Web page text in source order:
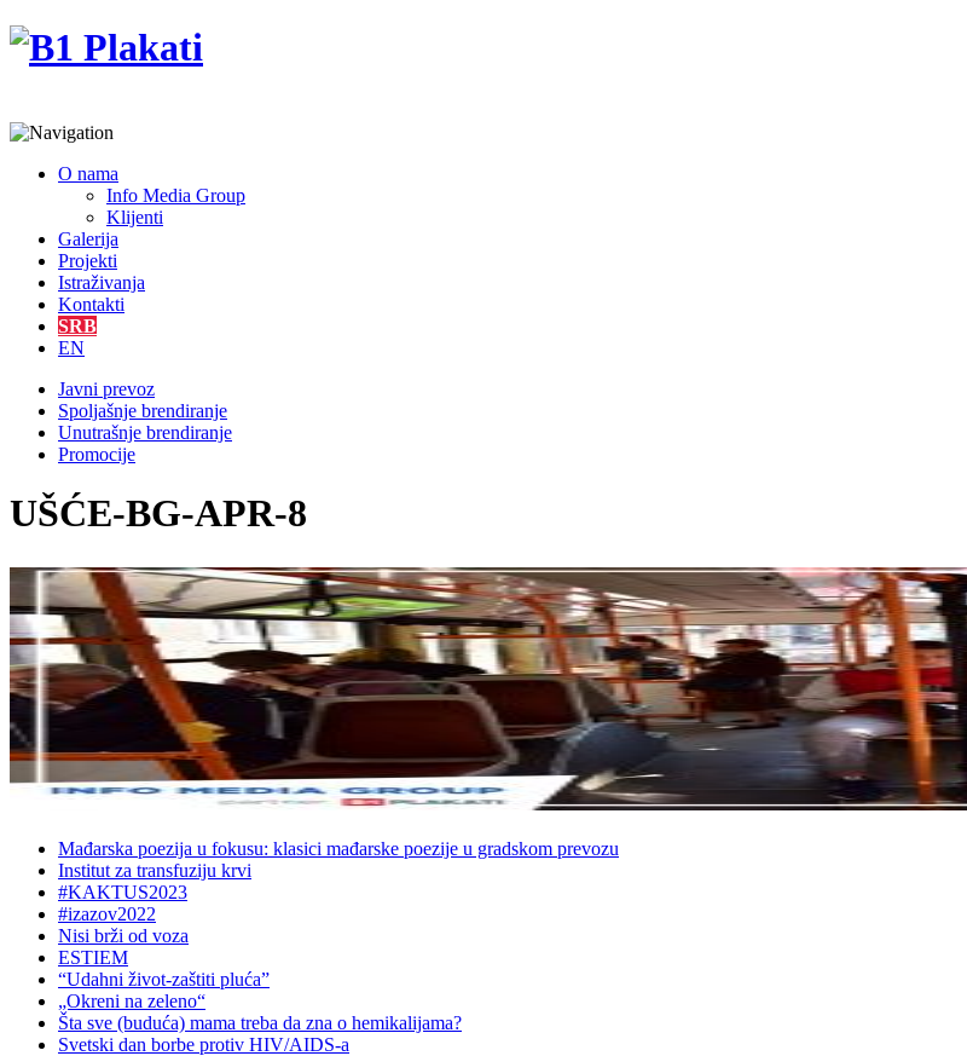
O nama
Info Media Group
Klijenti
Galerija
Projekti
Istraživanja
Kontakti
SRB
EN
Javni prevoz
Spoljašnje brendiranje
Unutrašnje brendiranje
Promocije
UŠĆE-BG-APR-8
Mađarska poezija u fokusu: klasici mađarske poezije u gradskom prevozu
Institut za transfuziju krvi
#KAKTUS2023
#izazov2022
Nisi brži od voza
ESTIEM
“Udahni život-zaštiti pluća”
„Okreni na zeleno“
Šta sve (buduća) mama treba da zna o hemikalijama?
Svetski dan borbe protiv HIV/AIDS-a